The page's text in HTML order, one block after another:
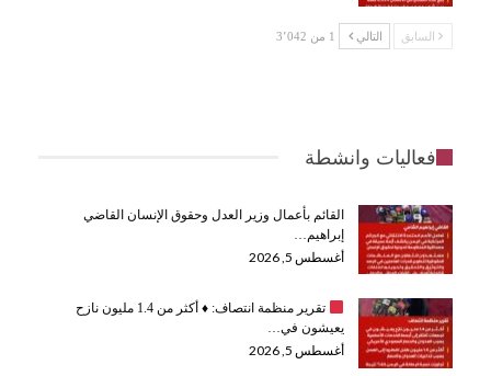
السابق التالي 1 من 3٬042
فعاليات وانشطة
القائم بأعمال وزير العدل وحقوق الإنسان القاضي
إبراهيم…
أغسطس 5, 2026
تقرير منظمة انتصاف: ♦️
أكثر من 1.4 مليون نازح
يعيشون في…
أغسطس 5, 2026